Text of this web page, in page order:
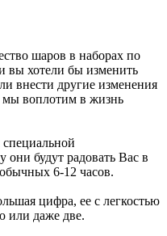
шаров в наборах по
вы хотели бы изменить
внести другие изменения
мы воплотим в жизнь
они будут радовать Вас в
6-12 часов.
цифра, ее с легкостью
или даже две.